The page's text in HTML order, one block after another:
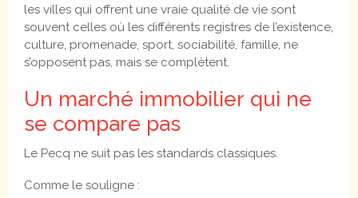
les villes qui offrent une vraie qualité de vie sont
souvent celles où les différents registres de l’existence,
culture, promenade, sport, sociabilité, famille, ne
s’opposent pas, mais se complètent.
Un marché immobilier qui ne
se compare pas
Le Pecq ne suit pas les standards classiques.
Comme le souligne :